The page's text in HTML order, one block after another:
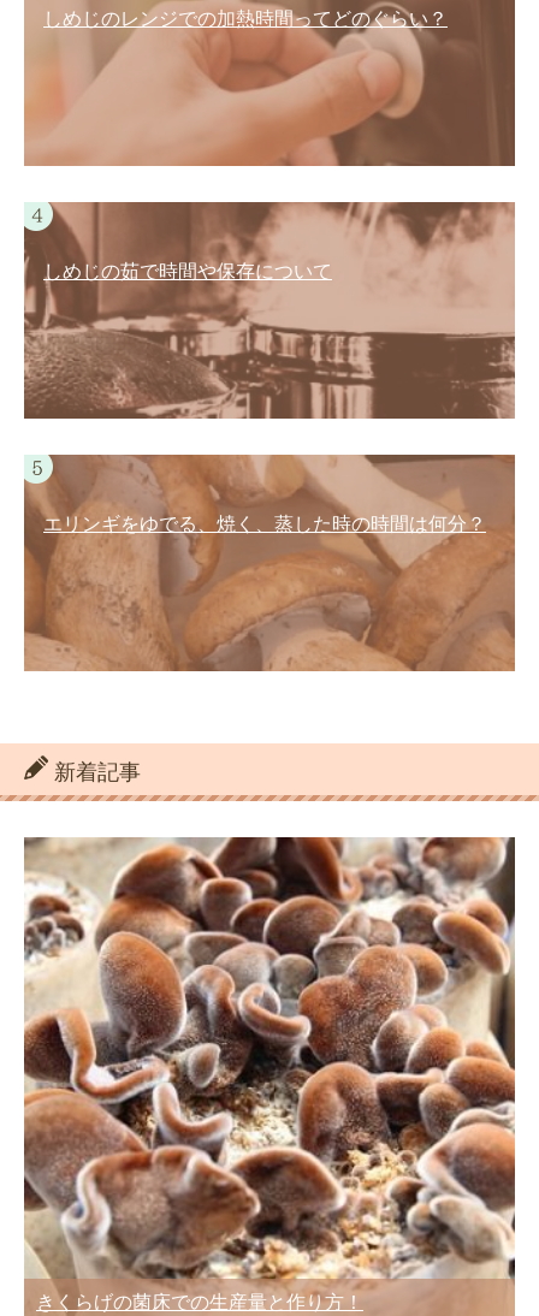
しめじのレンジでの加熱時間ってどのぐらい？
しめじの茹で時間や保存について
エリンギをゆでる、焼く、蒸した時の時間は何分？
新着記事
きくらげの菌床での生産量と作り方！